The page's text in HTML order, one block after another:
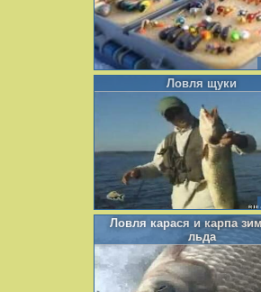
Ловля щуки
Ловля карася и карпа
льда